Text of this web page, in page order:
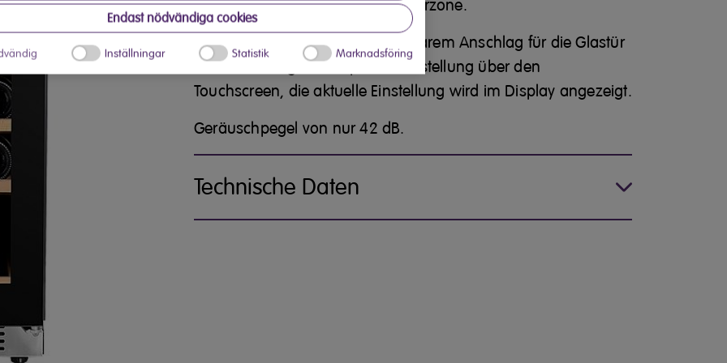
Endast nödvändiga cookies
Inställningar Statistik Marknadsföring
von 56 Litern mit einer Temperaturzone.
Mit Beleuchtung innen,
wechselbarem Anschlag für die Glastür
und Edelstahlgriff.Temperatureinstellung über den
Touchscreen, die aktuelle Einstellung wird im Display angezeigt.
Geräuschpegel von nur 42 dB.
Technische Daten